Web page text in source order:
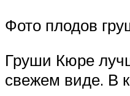
Фото плодов
Груши Кюре
свежем виде. В